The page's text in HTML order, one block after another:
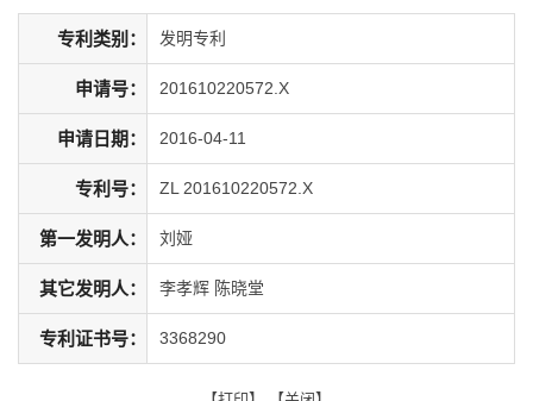
专利类别： 发明专利
申请号： 201610220572.X
申请日期： 2016-04-11
专利号： ZL 201610220572.X
第一发明人： 刘娅
其它发明人： 李孝辉 陈晓堂
专利证书号： 3368290